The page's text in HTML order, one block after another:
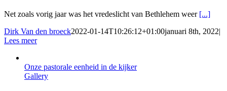
Net zoals vorig jaar was het vredeslicht van Bethlehem weer [...]
Dirk Van den broeck2022-01-14T10:26:12+01:00januari 8th, 2022
Lees meer
Onze pastorale eenheid in de kijker
Gallery